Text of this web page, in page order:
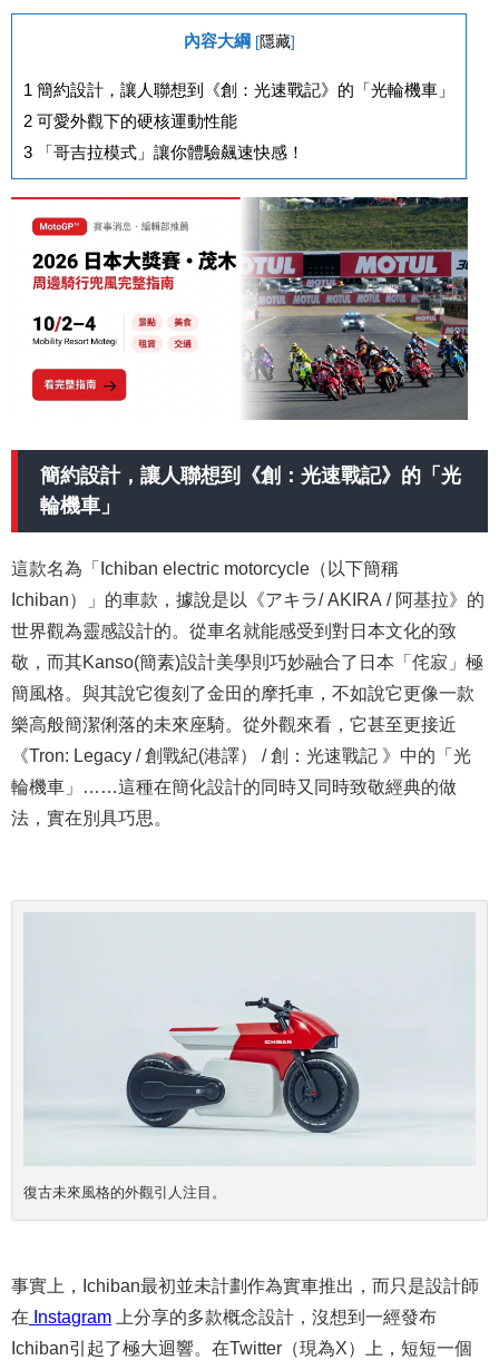
內容大綱 [隱藏]
1 簡約設計，讓人聯想到《創：光速戰記》的「光輪機車」
2 可愛外觀下的硬核運動性能
3 「哥吉拉模式」讓你體驗飆速快感！
簡約設計，讓人聯想到《創：光速戰記》的「光
輪機車」
這款名為「Ichiban electric motorcycle（以下簡稱
Ichiban）」的車款，據說是以《アキラ/ AKIRA / 阿基拉》的
世界觀為靈感設計的。從車名就能感受到對日本文化的致
敬，而其Kanso(簡素)設計美學則巧妙融合了日本「侘寂」極
簡風格。與其說它復刻了金田的摩托車，不如說它更像一款
樂高般簡潔俐落的未來座騎。從外觀來看，它甚至更接近
《Tron: Legacy / 創戰紀(港譯） /創：光速戰記 》中的「光
輪機車」……這種在簡化設計的同時又同時致敬經典的做
法，實在別具巧思
復古未來風格的外觀引人注目。
事實上，Ichiban最初並未計劃作為實車推出，而只是設計師
在 Instagram 上分享的多款概念設計，沒想到一經發布
Ichiban引起了極大迴響。在Twitter（現為X）上，短短一個